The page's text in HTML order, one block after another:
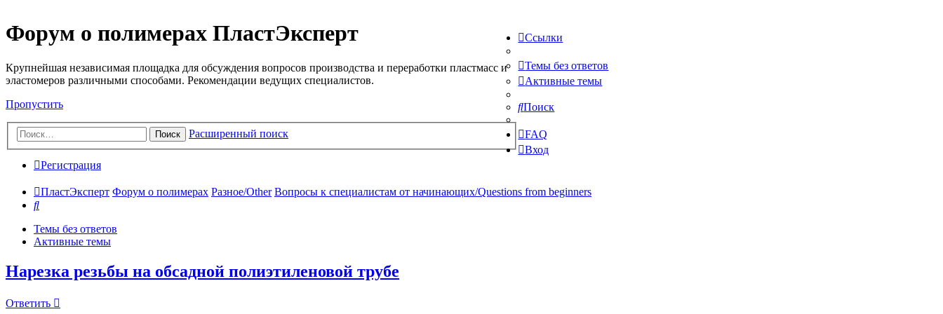
Форум о полимерах ПластЭксперт
Крупнейшая независимая площадка для обсуждения вопросов производства и переработки пластмасс и
эластомеров различными способами. Рекомендации ведущих специалистов.
Пропустить
Поиск Расширенный поиск
Ссылки
Темы без ответов
Активные темы
Поиск
FAQ
Вход
Регистрация
ПластЭксперт Форум о полимерах Разное/Other Вопросы к специалистам от начинающих/Questions from beginners
Поиск
Темы без ответов
Активные темы
Нарезка резьбы на обсадной полиэтиленовой трубе
Ответить